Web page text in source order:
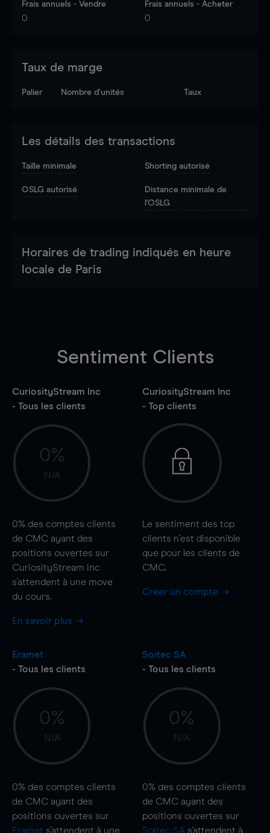
Frais annuels - Vendre
0
Frais annuels - Acheter
0
Taux de marge
Palier Nombre d’unités Taux
Les détails des transactions
Taille minimale Shorting autorisé
OSLG autorisé
Distance minimale de
l'OSLG
Horaires de trading indiqués en heure
locale de Paris
Sentiment Clients
CuriosityStream Inc
- Tous les clients
0%
N/A
0% des comptes clients
de CMC ayant des
positions ouvertes sur
CuriosityStream Inc
s'attendent à une move
du cours.
En savoir plus
CuriosityStream Inc
- Top clients
Le sentiment des top
clients n'est disponible
que pour les clients de
CMC.
Créer un compte
Eramet
- Tous les clients
0%
N/A
0% des comptes clients
de CMC ayant des
positions ouvertes sur
Eramet s'attendent à une
Soitec SA
- Tous les clients
0%
N/A
0% des comptes clients
de CMC ayant des
positions ouvertes sur
Soitec SA s'attendent à